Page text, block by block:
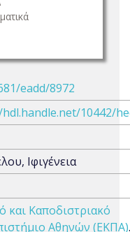
eadd/8972
10442/
Ιφιγένεια
και Καποδιστριακό
Αθηνών (ΕΚΠΑ)